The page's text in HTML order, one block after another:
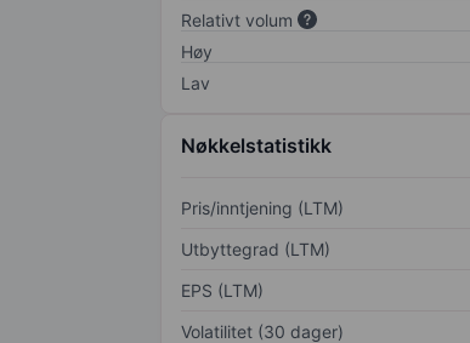
Relativt volum
Høy
Lav
Nøkkelstatistikk
Pris/inntjening (LTM)
Utbyttegrad (LTM)
EPS (LTM)
Volatilitet (30 dager)